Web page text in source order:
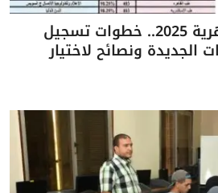
تنسيق الثانوية الأزهرية 2025.. خطوات تسجيل
الجديدة ونصائح لاختيار